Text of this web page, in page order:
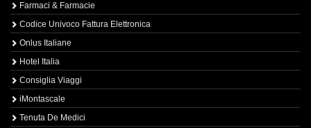
Farmaci & Farmacie
Codice Univoco Fattura Elettronica
Onlus Italiane
Hotel Italia
Consiglia Viaggi
iMontascale
Tenuta De Medici